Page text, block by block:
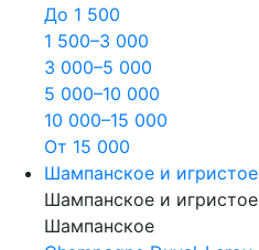
До 1 500
1 500–3 000
3 000–5 000
5 000–10 000
10 000–15 000
От 15 000
Шампанское и игристое
Шампанское и игристое
Шампанское